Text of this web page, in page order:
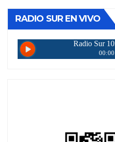
RADIO SUR EN VIVO